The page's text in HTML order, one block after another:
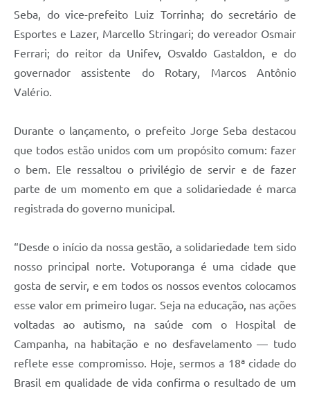
Seba, do vice-prefeito Luiz Torrinha; do secretário de
Esportes e Lazer, Marcello Stringari; do vereador Osmair
Ferrari; do reitor da Unifev, Osvaldo Gastaldon, e do
governador assistente do Rotary, Marcos Antônio
Valério.
Durante o lançamento, o prefeito Jorge Seba destacou
que todos estão unidos com um propósito comum: fazer
o bem. Ele ressaltou o privilégio de servir e de fazer
parte de um momento em que a solidariedade é marca
registrada do governo municipal.
“Desde o início da nossa gestão, a solidariedade tem sido
nosso principal norte. Votuporanga é uma cidade que
gosta de servir, e em todos os nossos eventos colocamos
esse valor em primeiro lugar. Seja na educação, nas ações
voltadas ao autismo, na saúde com o Hospital de
Campanha, na habitação e no desfavelamento — tudo
reflete esse compromisso. Hoje, sermos a 18ª cidade do
Brasil em qualidade de vida confirma o resultado de um